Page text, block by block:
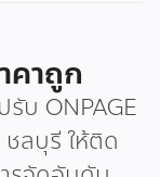
คาถูก
บ ONPAGE
ลบุรี ให้ติด